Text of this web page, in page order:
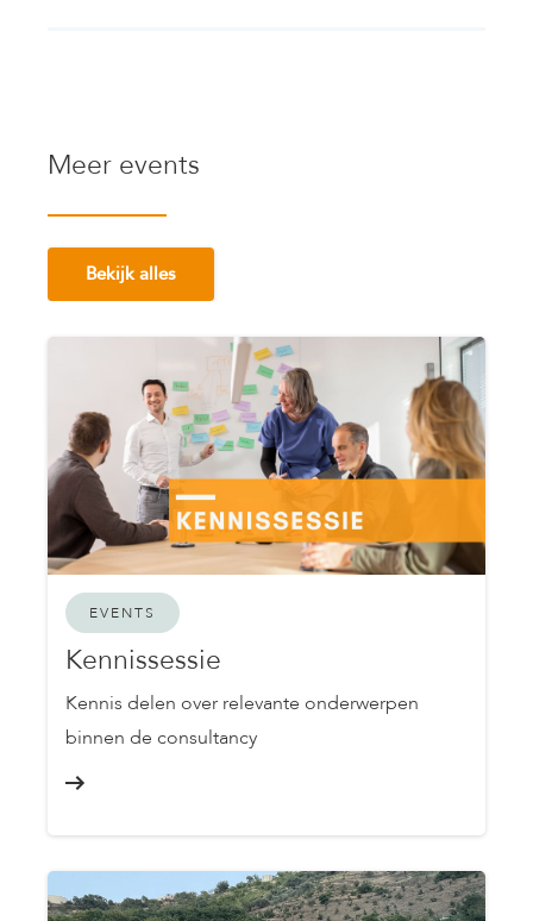
Meer events
Bekijk alles
EVENTS
Kennissessie
Kennis delen over relevante onderwerpen
binnen de consultancy